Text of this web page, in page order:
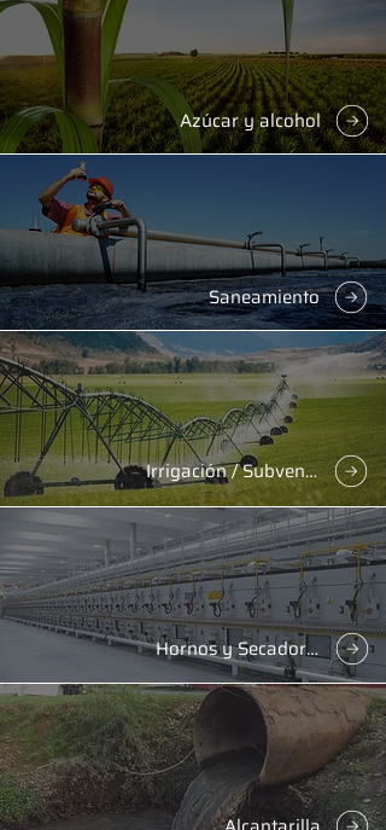
Azúcar y alcohol
Saneamiento
Irrigación / Subvención
Hornos y Secadores a Gas